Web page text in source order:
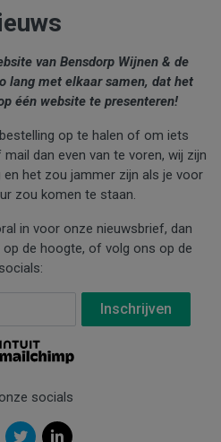
van Bensdorp Wijnen & de
lang met elkaar samen, dat het
één website te presenteren!
op te halen of om iets
dan even van te voren, wij zijn
het zou jammer zijn als je voor
zou komen te staan.
in voor onze nieuwsbrief, dan
de hoogte, of volg ons op de
socials:
socials